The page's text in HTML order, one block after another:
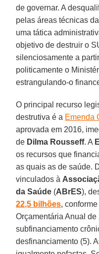
de governar. A
pelas áreas técnicas
uma tática
objetivo de destruir o
silenciosamente a
politicamente o
estrangulando-o
O principal recurso
destrutiva é a Emenda
aprovada em 2016,
de Dilma Rousseff. A
os recursos que
as quais as de saúde.
vinculados à
da Saúde (ABrES),
22,5 bilhões,
Orçamentária Anual de
subfinanciamento
desfinanciamento (5).